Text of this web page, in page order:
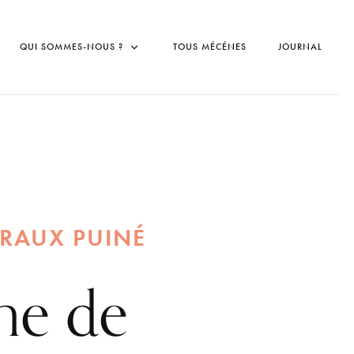
QUI SOMMES-NOUS ? TOUS MÉCÉNES JOURNAL
PUINÉ
de